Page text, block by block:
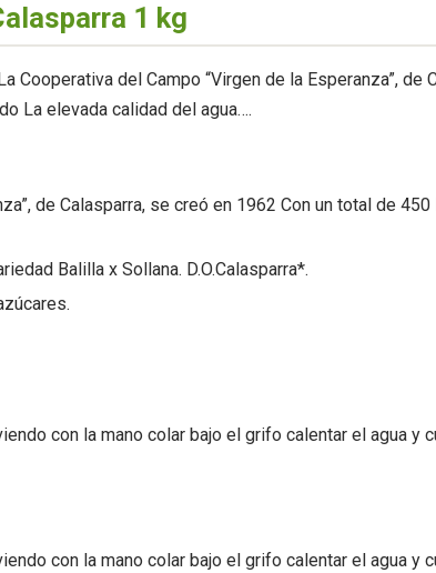
1 kg
Cooperativa del Campo “Virgen de la Esperanza”,
La elevada calidad del agua….
de Calasparra, se creó en 1962 Con un total de
Balilla x Sollana. D.O.Calasparra*.
con la mano colar bajo el grifo calentar el agua
con la mano colar bajo el grifo calentar el agua